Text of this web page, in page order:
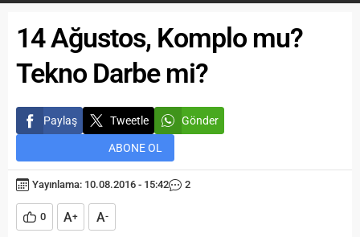
14 Ağustos, Komplo mu?
Tekno Darbe mi?
Paylaş Tweetle Gönder
ABONE OL
Yayınlama: 10.08.2016 - 15:42 2
0 A+ A-